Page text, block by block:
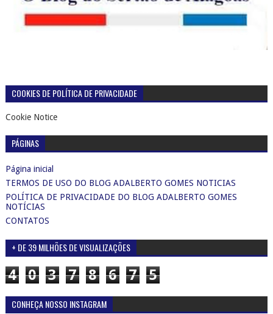
COOKIES DE POLÍTICA DE PRIVACIDADE
Cookie Notice
PÁGINAS
Página inicial
TERMOS DE USO DO BLOG ADALBERTO GOMES NOTICIAS
POLÍTICA DE PRIVACIDADE DO BLOG ADALBERTO GOMES
NOTÍCIAS
CONTATOS
+ DE 39 MILHÕES DE VISUALIZAÇÕES
4 0 3 7 8 6 7 5
CONHEÇA NOSSO INSTAGRAM